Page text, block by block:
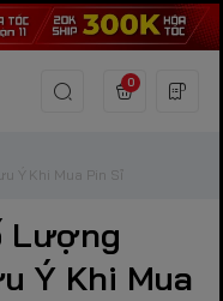
0
Ý Khi Mua Pin Sỉ
Lượng
Ý Khi Mua